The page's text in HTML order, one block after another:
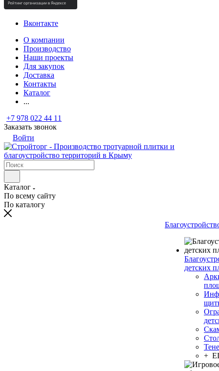
Вконтакте
О компании
Производство
Наши проекты
Для закупок
Доставка
Контакты
Каталог
...
+7 978 022 44 11
Заказать звонок
Войти
Каталог
По всему сайту
По каталогу
детских
+